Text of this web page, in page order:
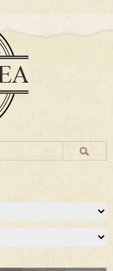
controversatele